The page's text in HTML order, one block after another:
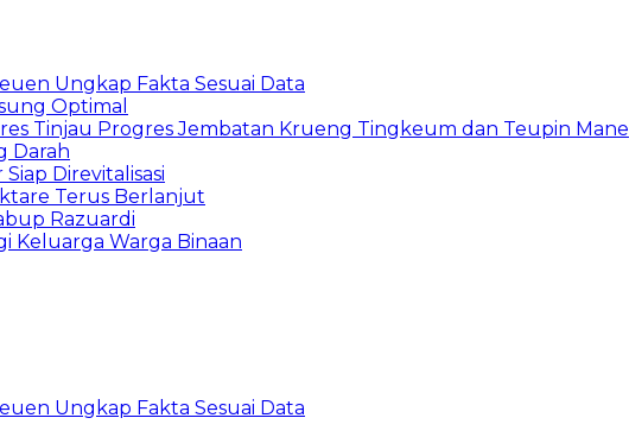
Ungkap Fakta Sesuai Data
Optimal
Tinjau Progres Jembatan Krueng Tingkeum dan Teupin Mane
Darah
Direvitalisasi
Terus Berlanjut
Razuardi
Keluarga Warga Binaan
Ungkap Fakta Sesuai Data